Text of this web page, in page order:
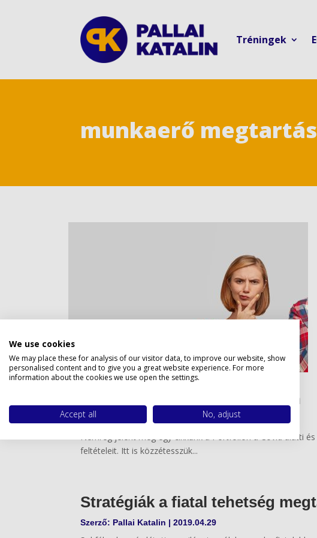
Tréningek
munkaerő megtartás
Céges stratégia járvány idején
Szerző: Pallai Katalin 2021.07.12
Nemrég jelent meg egy cikkünk a Portfólion a Covid alatti
feltételeit. Itt is közzétesszük...
Stratégiák a fiatal tehetség
Szerző: Pallai Katalin |2019.04.29
We use cookies
We may place these for analysis of our visitor data, to improve our website, show
personalised content and to give you a great website experience. For more
information about the cookies we use open the settings.
Accept all No, adjust